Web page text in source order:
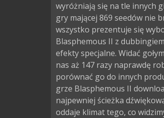
wyróżniają się na tle innych
gry mającej 869 seedów nie
wszystko prezentuje się
Blasphemous II z
efekty specjalne. Widać
nas aż 147 razy naprawdę
porównać go do innych
grze Blasphemous II
najpewniej ścieżka
oddaje klimat tego, co